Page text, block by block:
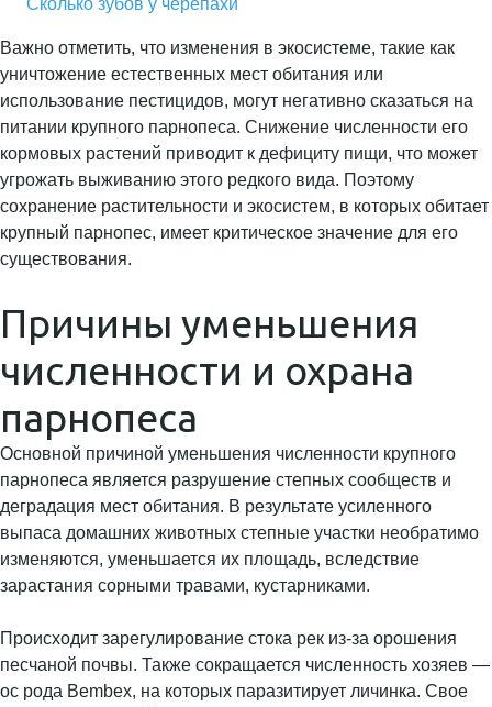
Сколько зубов у черепахи
Важно отметить, что изменения в экосистеме, такие как
уничтожение естественных мест обитания или
использование пестицидов, могут негативно сказаться на
питании крупного парнопеса. Снижение численности его
кормовых растений приводит к дефициту пищи, что может
угрожать выживанию этого редкого вида. Поэтому
сохранение растительности и экосистем, в которых обитает
крупный парнопес, имеет критическое значение для его
существования.
Причины уменьшения
численности и охрана
парнопеса
Основной причиной уменьшения численности крупного
парнопеса является разрушение степных сообществ и
деградация мест обитания. В результате усиленного
выпаса домашних животных степные участки необратимо
изменяются, уменьшается их площадь, вследствие
зарастания сорными травами, кустарниками.
Происходит зарегулирование стока рек из-за орошения
песчаной почвы. Также сокращается численность хозяев —
ос рода Bembex, на которых паразитирует личинка. Свое